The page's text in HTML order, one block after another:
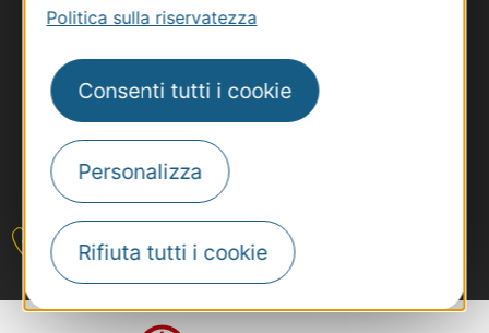
Politica sulla riservatezza
Consenti tutti i cookie
Personalizza
Rifiuta tutti i cookie
#VoyageOccitanie
Contattateci